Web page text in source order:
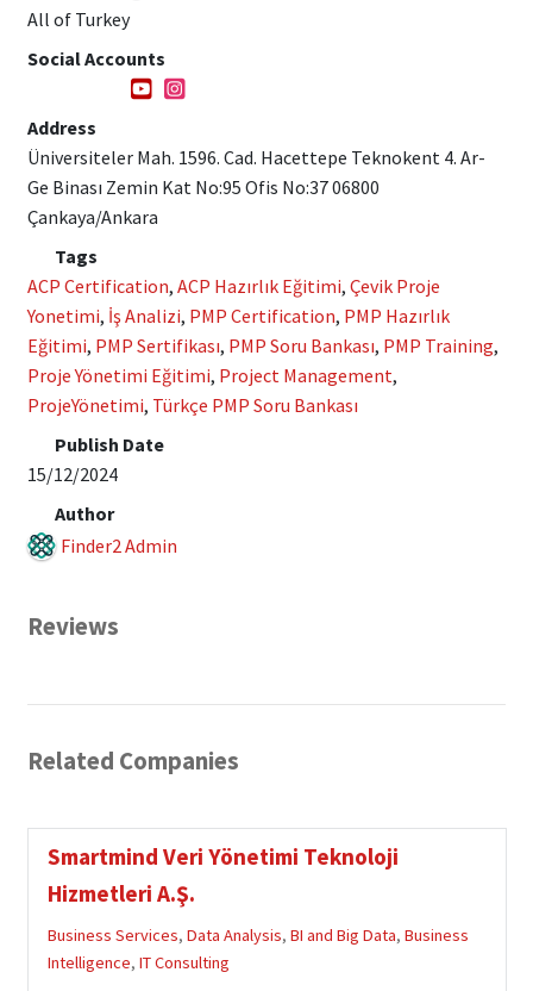
All of Turkey
Social Accounts
Address
Üniversiteler Mah. 1596. Cad. Hacettepe Teknokent 4. Ar-
Ge Binası Zemin Kat No:95 Ofis No:37 06800
Çankaya/Ankara
Tags
ACP Certification, ACP Hazırlık Eğitimi, Çevik Proje
Yonetimi, İş Analizi, PMP Certification, PMP Hazırlık
Eğitimi, PMP Sertifikası, PMP Soru Bankası, PMP Training,
Proje Yönetimi Eğitimi, Project Management,
ProjeYönetimi, Türkçe PMP Soru Bankası
Publish Date
15/12/2024
Author
Finder2 Admin
Reviews
Related Companies
Smartmind Veri Yönetimi Teknoloji
Hizmetleri A.Ş.
Business Services, Data Analysis, BI and Big Data, Business
Intelligence, IT Consulting